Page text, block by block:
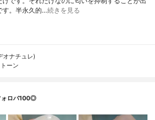
す。半永久的…続きを見る
オナチュレ)
ーン
ロバ100◎